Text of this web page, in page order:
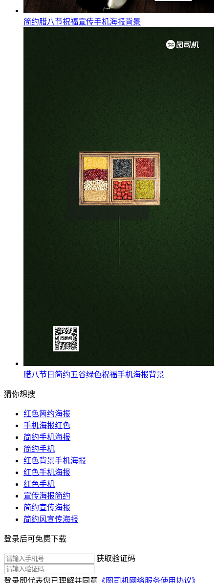
简约腊八节祝福宣传手机海报背景
腊八节日简约五谷绿色祝福手机海报背景
猜你想搜
红色简约海报
手机海报红色
简约手机海报
简约手机
红色背景手机海报
红色手机海报
红色手机
宣传海报简约
简约宣传海报
简约风宣传海报
登录后可免费下载
获取验证码
登录即代表您已理解并同意 《图司机网络服务使用协议》